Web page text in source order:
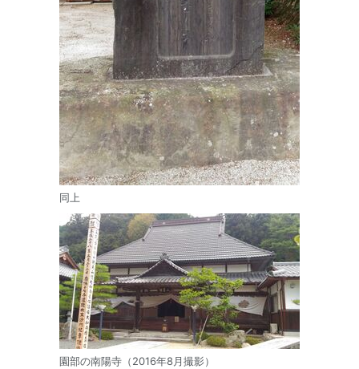
同上
園部の南陽寺（2016年8月撮影）